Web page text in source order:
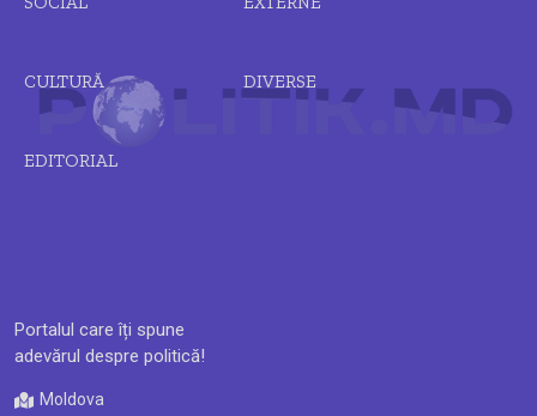
Portalul care îți spune
adevărul despre politică!
Moldova
CULTURĂ DIVERSE
EDITORIAL